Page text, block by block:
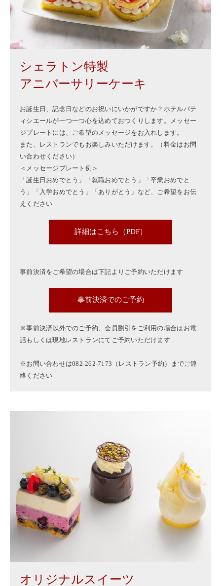
シェラトン特製
アニバーサリーケーキ
お誕生日、記念日などのお祝いにいかがですか？ホテルパテ
ィシエールが一つ一つ心を込めておつくりします。メッセー
ジプレートには、ご希望のメッセージをお入れします。
また、レストランでもお楽しみいただけます。（料金はお問
い合わせください）
＜メッセージプレート例＞
「誕生日おめでとう」「就職おめでとう」「卒業おめでと
う」「入学おめでとう」「ありがとう」など、ご希望をお伝
えください
詳細はこちら（PDF）
事前決済をご希望の場合は下記よりご予約いただけます
事前決済でのご予約
※事前決済以外でのご予約、会員割引をご利用の場合はお電
話もしくは現地レストランにてご予約いただけます
※お問い合わせは082-262-7173（レストラン予約）までご連
絡ください
オリジナルスイーツ